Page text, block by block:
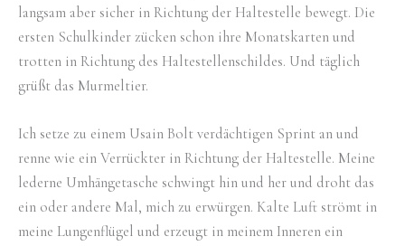
langsam aber sicher in Richtung der Haltestelle bewegt. Die
ersten Schulkinder zücken schon ihre Monatskarten und
trotten in Richtung des Haltestellenschildes. Und täglich
grüßt das Murmeltier.
Ich setze zu einem Usain Bolt verdächtigen Sprint an und
renne wie ein Verrückter in Richtung der Haltestelle. Meine
lederne Umhängetasche schwingt hin und her und droht das
ein oder andere Mal, mich zu erwürgen. Kalte Luft strömt in
meine Lungenflügel und erzeugt in meinem Inneren ein